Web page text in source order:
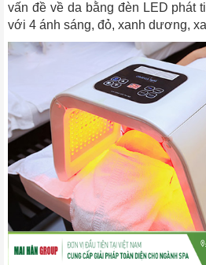
vấn đề về da bằng đèn LED phát
với 4 ánh sáng, đỏ, xanh dương,